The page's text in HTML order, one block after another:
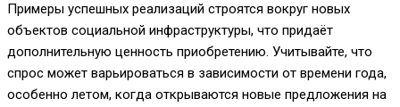
Примеры успешных реализаций строятся вокруг новых
объектов социальной инфраструктуры, что придаёт
дополнительную ценность приобретению. Учитывайте, что
спрос может варьироваться в зависимости от времени года,
особенно летом, когда открываются новые предложения на